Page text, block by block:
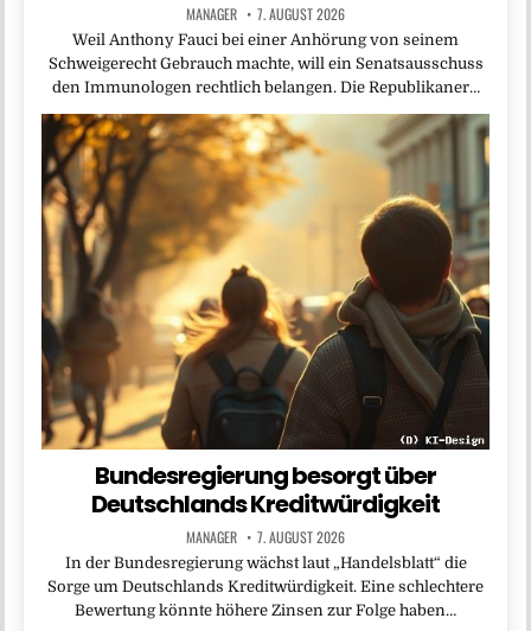
MANAGER 7. AUGUST 2026
Weil Anthony Fauci bei einer Anhörung von seinem
Schweigerecht Gebrauch machte, will ein Senatsausschuss
den Immunologen rechtlich belangen. Die Republikaner…
Bundesregierung besorgt über
Deutschlands Kreditwürdigkeit
MANAGER 7. AUGUST 2026
In der Bundesregierung wächst laut „Handelsblatt“ die
Sorge um Deutschlands Kreditwürdigkeit. Eine schlechtere
Bewertung könnte höhere Zinsen zur Folge haben…